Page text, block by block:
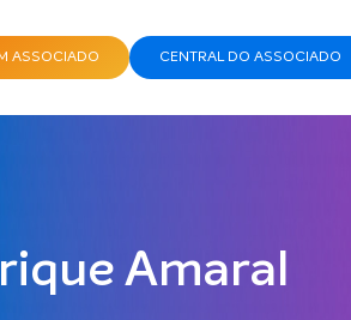
ASSOCIADO CENTRAL DO ASSOCIADO
Amaral